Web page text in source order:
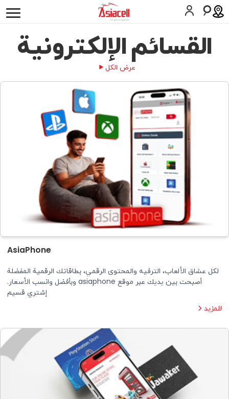
اسيامول
SIM اطلب المساعدة
كوردىEnglish
القسائم الإلکترونیة
عرض الكل
AsiaPhone
لكل عشاق الألعاب، الترفيه والمحتوى الرقمي، بطاقاتك الرقمية المفضلة
أصبحت بين يديك عبر موقع asiaphone وبأفضل وانسب الأسعار.
إشتري قسيم
للمزيد